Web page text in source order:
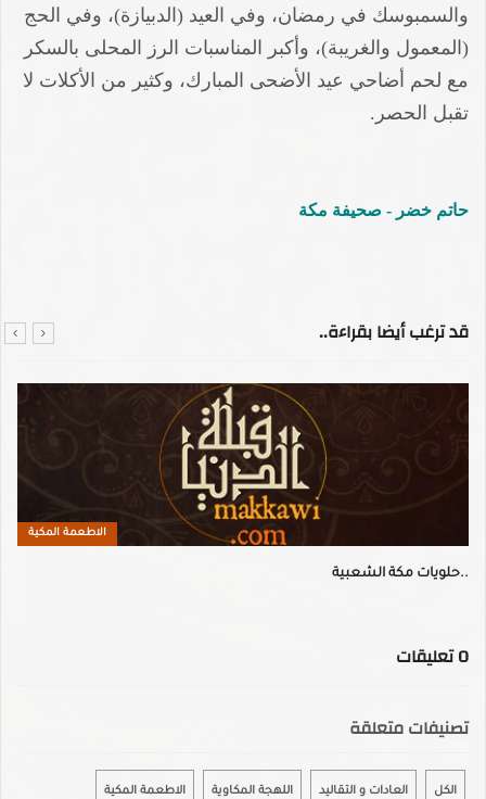
والسمبوسك في رمضان، وفي العيد (الدبيازة)، وفي الحج
(المعمول والغريبة)، وأكبر المناسبات الرز المحلى بالسكر
مع لحم أضاحي عيد الأضحى المبارك، وكثير من الأكلات لا
تقبل الحصر.
حاتم خضر - صحيفة مكة
قد ترغب أيضا بقراءة..
الاطعمة المكية
حلويات مكة الشعبية..
0تعليقات
تصنيفات متعلقة
الكل العادات و التقاليد اللهجة المكاوية الاطعمة المكية